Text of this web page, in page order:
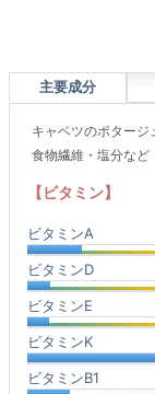
主要成分
キャベツのポタージ
食物繊維・塩分など
【ビタミン】
ビタミンA
ビタミンD
ビタミンE
ビタミンK
ビタミンB1